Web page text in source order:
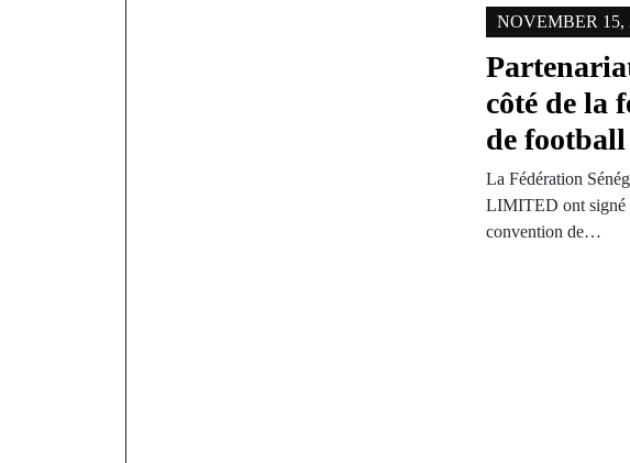
NOVEMBER 15,
côté de la
de football
La Fédération
LIMITED ont signé
convention de…